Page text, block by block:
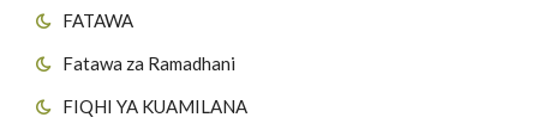
FATAWA
Fatawa za Ramadhani
FIQHI YA KUAMILANA